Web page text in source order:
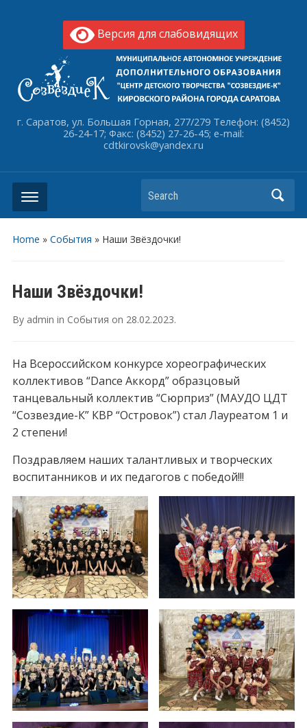
Версия для слабовидящих
г. Саратов, ул. Большая Горная, 277/279 Телефон: (8452)
26-24-17; Факс: (8452) 27-26-45; e-mail:
cdtkirovsk@yandex.ru
Search
Home » События » Наши Звёздочки!
Наши Звёздочки!
By admin in События on 28.02.2023.
На Всероссийском конкурсе хореографических
коллективов “Dance Аккорд” образцовый
танцевальный коллектив “Сюрприз” (МАУДО ЦДТ
“Созвездие-К” КВР “Островок”) стал Лауреатом 1 и
2 степени!
Поздравляем наших талантливых и творческих
воспитанников и их педагогов с победой!!!